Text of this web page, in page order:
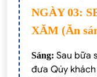
NGÀY 03:
XĂM (Ăn
Sáng: Sau bữa
đưa Qúy